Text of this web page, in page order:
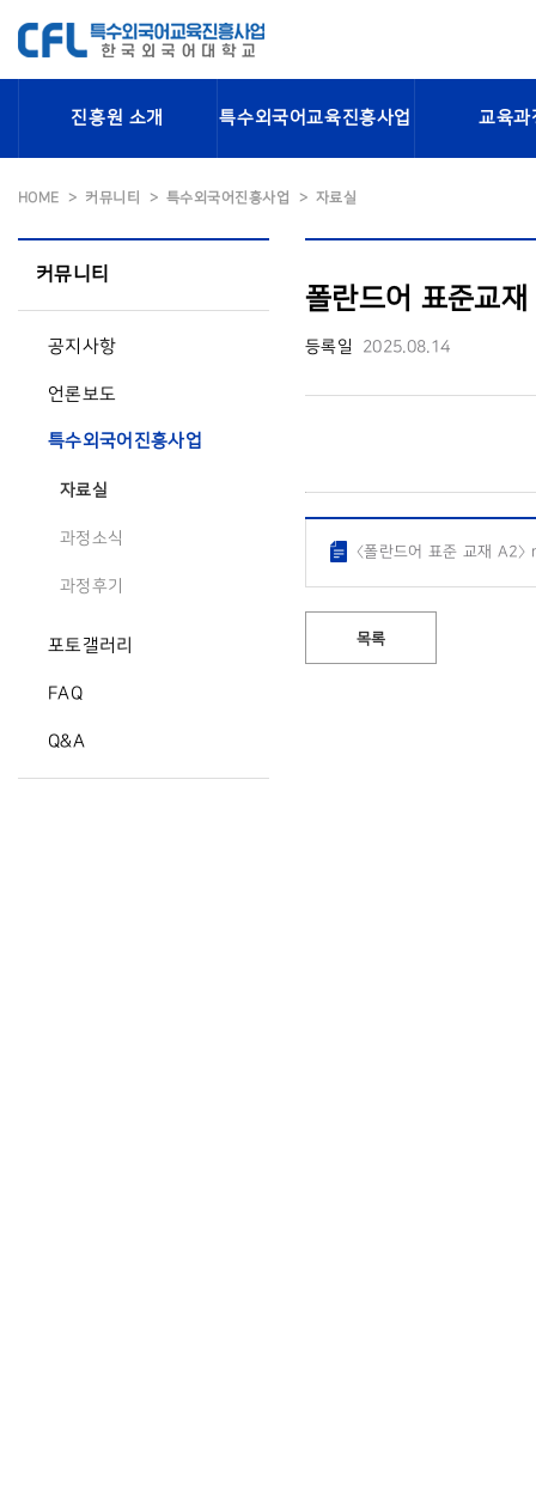
진흥원 소개 특수외국어교육진흥사업 교육과
HOME 커뮤니티 특수외국어진흥사업 자료실
커뮤니티
공지사항
언론보도
특수외국어진흥사업
자료실
과정소식
과정후기
포토갤러리
FAQ
Q&A
폴란드어 표준교
등록일 2025.08.14
〈폴란드어 표준 교재 A2
목록